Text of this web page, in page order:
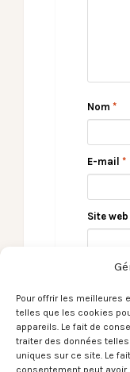
Pour offrir les meilleures
telles que les cookies
appareils. Le fait de
traiter des données
uniques sur ce site. Le
consentement peut
Nom *
E-mail *
Site web